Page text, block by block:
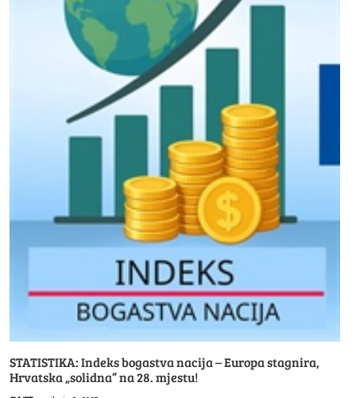
STATISTIKA: Indeks bogastva nacija – Europa stagnira,
Hrvatska „solidna” na 28. mjestu!